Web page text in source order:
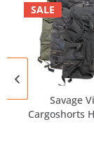
SALE
Savage
Cargoshorts